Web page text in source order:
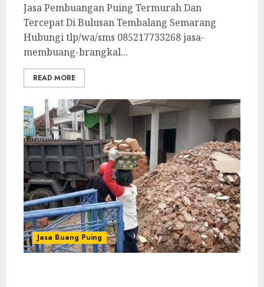
Jasa Pembuangan Puing Termurah Dan
Tercepat Di Bulusan Tembalang Semarang
Hubungi tlp/wa/sms 085217733268 jasa-
membuang-brangkal...
READ MORE
Jasa Buang Puing